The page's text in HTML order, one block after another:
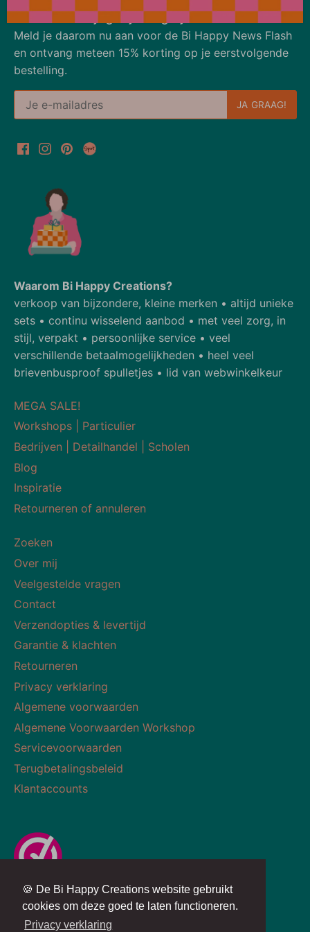
🍪 De Bi Happy Creations website gebruikt
cookies om deze goed te laten functioneren.
Privacy verklaring
Meld je daarom nu aan voor de Bi Happy News Flash
en ontvang meteen 15% korting op je eerstvolgende
bestelling.
Waarom Bi Happy Creations?
verkoop van bijzondere, kleine merken • altijd unieke
sets • continu wisselend aanbod • met veel zorg, in
stijl, verpakt • persoonlijke service • veel
verschillende betaalmogelijkheden • heel veel
brievenbusproof spulletjes • lid van webwinkelkeur
MEGA SALE!
Workshops | Particulier
Bedrijven | Detailhandel | Scholen
Blog
Inspiratie
Retourneren of annuleren
Zoeken
Over mij
Veelgestelde vragen
Contact
Verzendopties & levertijd
Garantie & klachten
Retourneren
Privacy verklaring
Algemene voorwaarden
Algemene Voorwaarden Workshop
Servicevoorwaarden
Terugbetalingsbeleid
Klantaccounts
Valuta
NEDERLAND (EUR €) Taal